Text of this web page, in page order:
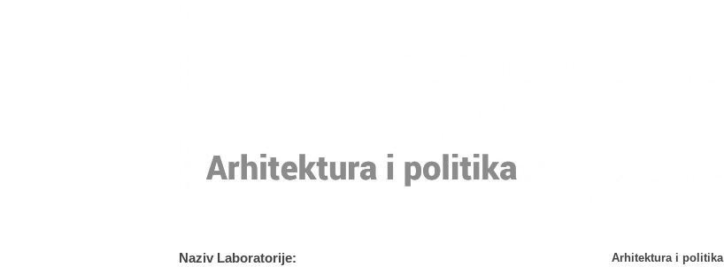
Naziv Laboratorije: Arhitektura i politika